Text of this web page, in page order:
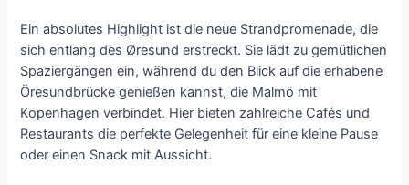
Ein absolutes Highlight ist die neue Strandpromenade, die
sich entlang des Øresund erstreckt. Sie lädt zu gemütlichen
Spaziergängen ein, während du den Blick auf die erhabene
Öresundbrücke genießen kannst, die Malmö mit
Kopenhagen verbindet. Hier bieten zahlreiche Cafés und
Restaurants die perfekte Gelegenheit für eine kleine Pause
oder einen Snack mit Aussicht.